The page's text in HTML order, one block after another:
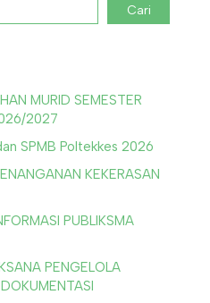
Cari
MURID SEMESTER
2027
SPMB Poltekkes 2026
KEKERASAN
PUBLIKSMA
PENGELOLA